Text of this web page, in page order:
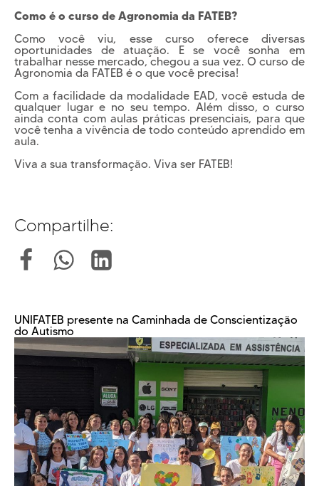
Como é o curso de Agronomia da FATEB?
Como você viu, esse curso oferece diversas
oportunidades de atuação. E se você sonha em
trabalhar nesse mercado, chegou a sua vez. O curso de
Agronomia da FATEB é o que você precisa!
Com a facilidade da modalidade EAD, você estuda de
qualquer lugar e no seu tempo. Além disso, o curso
ainda conta com aulas práticas presenciais, para que
você tenha a vivência de todo conteúdo aprendido em
aula.
Viva a sua transformação. Viva ser FATEB!
Compartilhe:
UNIFATEB presente na Caminhada de Conscientização
do Autismo